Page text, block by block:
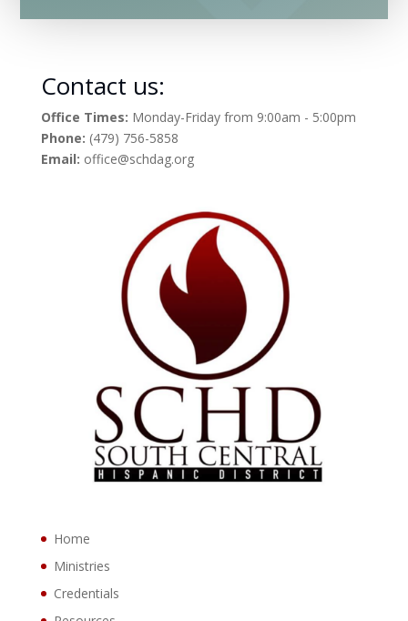
Contact us:
Office Times: Monday-Friday from 9:00am - 5:00pm
Phone: (479) 756-5858
Email: office@schdag.org
Home
Ministries
Credentials